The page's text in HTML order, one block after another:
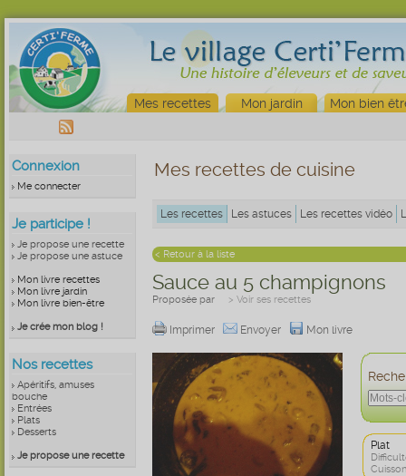
Mes recettes Mon jardin Mon bien
Connexion
Me connecter
Je participe !
Je propose une recette
Je propose une astuce
Mon livre recettes
Mon livre jardin
Mon livre bien-être
Je crée mon blog !
Nos recettes
Apéritifs, amuses
bouche
Entrées
Plats
Desserts
Je propose une recette
Mes recettes de cuisine
Les recettes Les astuces Les recettes vidéo
< Retour à la liste
Sauce au 5 champignons
Proposée par > Voir ses recettes
Imprimer Envoyer Mon livre
Plat